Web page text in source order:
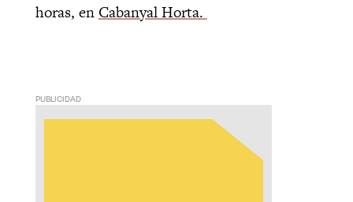
horas, en Cabanyal Horta.
PUBLICIDAD